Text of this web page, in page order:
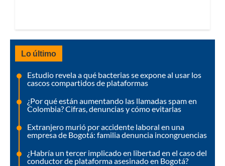
Lo último
Estudio revela a qué bacterias se expone al usar los
cascos compartidos de plataformas
¿Por qué están aumentando las llamadas spam en
Colombia? Cifras, denuncias y cómo evitarlas
Extranjero murió por accidente laboral en una
empresa de Bogotá: familia denuncia incongruencias
¿Habría un tercer implicado en libertad en el caso del
conductor de plataforma asesinado en Bogotá?